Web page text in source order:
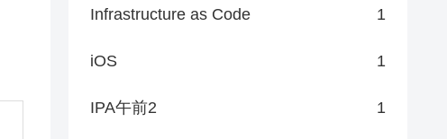
Infrastructure as Code 1
iOS 1
IPA午前2 1